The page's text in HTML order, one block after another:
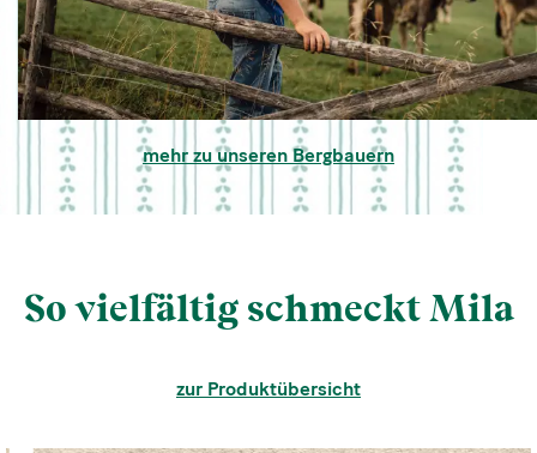
mehr zu unseren Bergbauern
So vielfältig schmeckt Mila
zur Produktübersicht